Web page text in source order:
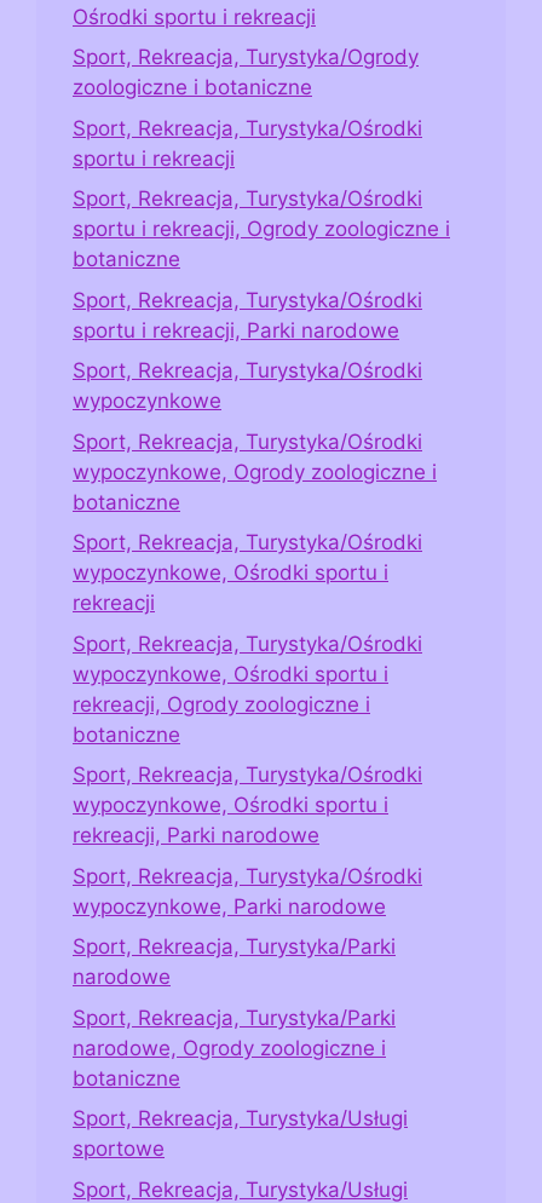
Ośrodki sportu i rekreacji
Sport, Rekreacja, Turystyka/Ogrody
zoologiczne i botaniczne
Sport, Rekreacja, Turystyka/Ośrodki
sportu i rekreacji
Sport, Rekreacja, Turystyka/Ośrodki
sportu i rekreacji, Ogrody zoologiczne i
botaniczne
Sport, Rekreacja, Turystyka/Ośrodki
sportu i rekreacji, Parki narodowe
Sport, Rekreacja, Turystyka/Ośrodki
wypoczynkowe
Sport, Rekreacja, Turystyka/Ośrodki
wypoczynkowe, Ogrody zoologiczne i
botaniczne
Sport, Rekreacja, Turystyka/Ośrodki
wypoczynkowe, Ośrodki sportu i
rekreacji
Sport, Rekreacja, Turystyka/Ośrodki
wypoczynkowe, Ośrodki sportu i
rekreacji, Ogrody zoologiczne i
botaniczne
Sport, Rekreacja, Turystyka/Ośrodki
wypoczynkowe, Ośrodki sportu i
rekreacji, Parki narodowe
Sport, Rekreacja, Turystyka/Ośrodki
wypoczynkowe, Parki narodowe
Sport, Rekreacja, Turystyka/Parki
narodowe
Sport, Rekreacja, Turystyka/Parki
narodowe, Ogrody zoologiczne i
botaniczne
Sport, Rekreacja, Turystyka/Usługi
sportowe
Sport, Rekreacja, Turystyka/Usługi